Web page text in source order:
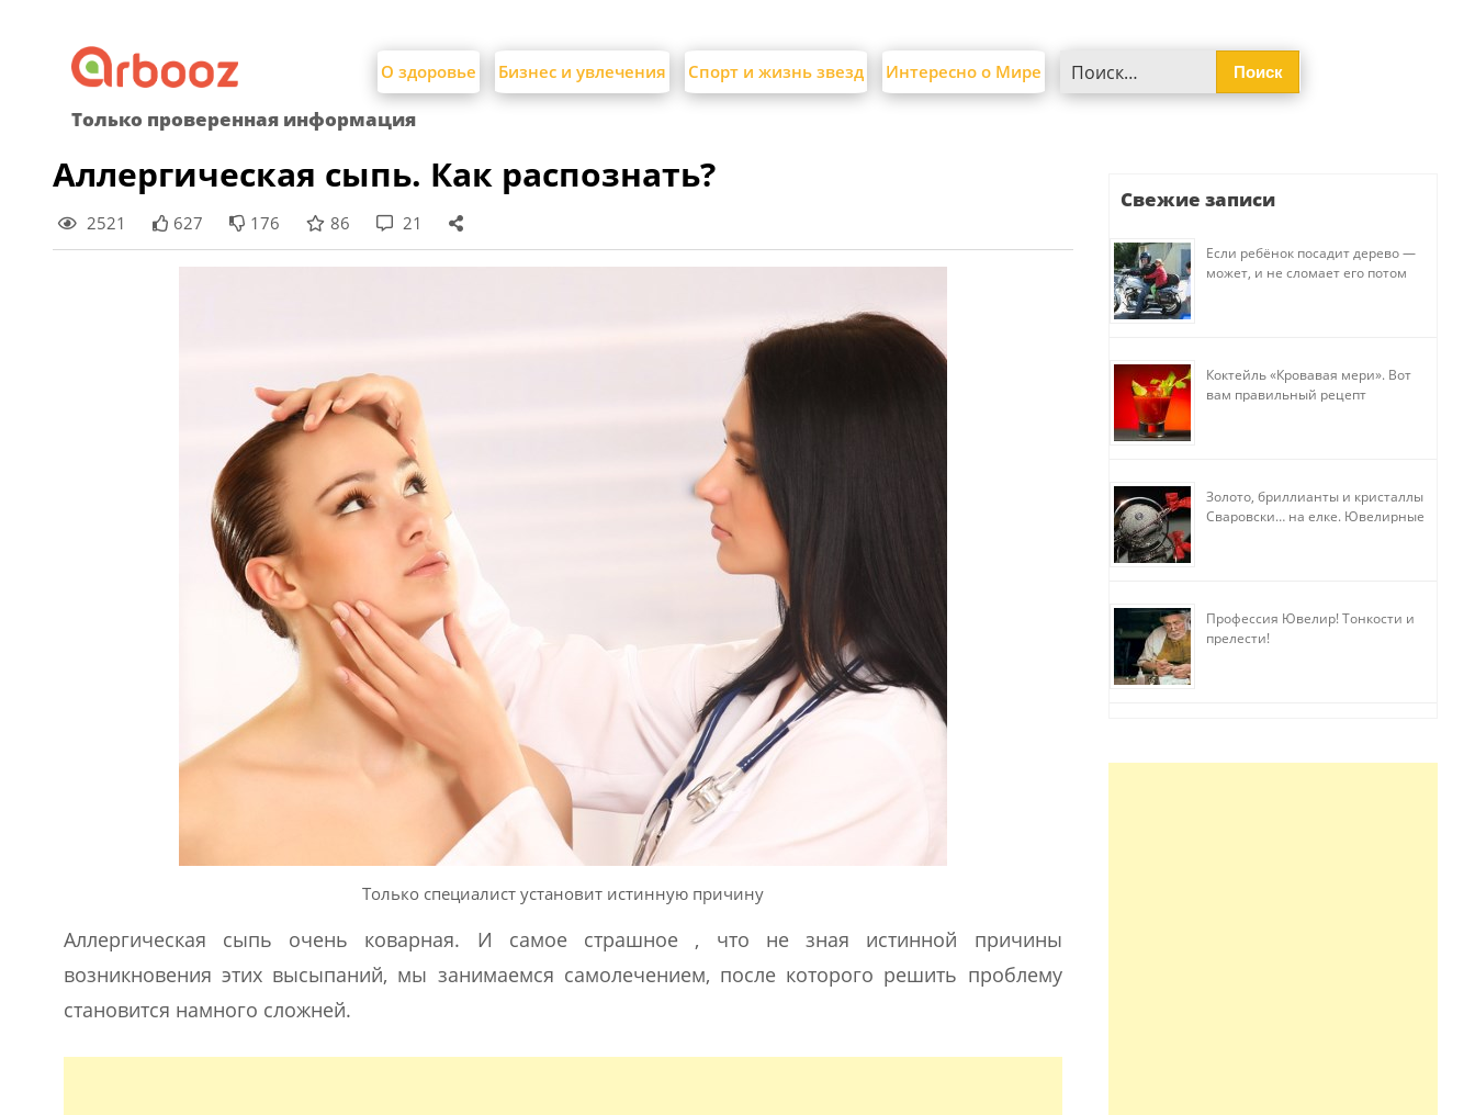
content
О здоровье Бизнес и увлечения Спорт и жизнь звезд Интересно о Мире
Только проверенная информация
Аллергическая сыпь. Как распознать?
2521 627 176 86 21
Только специалист установит истинную причину
Аллергическая сыпь очень коварная. И самое страшное , что не зная истинной причины
возникновения этих высыпаний, мы занимаемся самолечением, после которого решить проблему
становится намного сложней.
Свежие записи
Если ребёнок посадит дерево —
может, и не сломает его потом
Коктейль «Кровавая мери». Вот
вам правильный рецепт
Золото, бриллианты и кристаллы
Сваровски… на елке. Ювелирные
Профессия Ювелир! Тонкости и
прелести!